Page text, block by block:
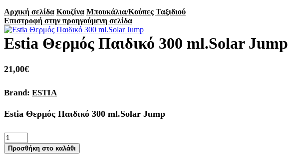
Αρχική σελίδα Κουζίνα Μπουκάλια/Κούπες Ταξιδιού
Επιστροφή στην προηγούμενη σελίδα
Estia Θερμός Παιδικό 300 ml.Solar Jump
21,00€
Brand: ESTIA
Estia Θερμός Παιδικό 300 ml.Solar Jump
Προσθήκη στο καλάθι